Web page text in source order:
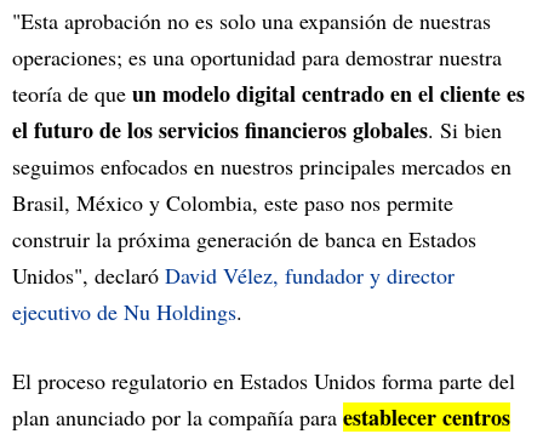
"Esta aprobación no es solo una expansión de nuestras
operaciones; es una oportunidad para demostrar nuestra
teoría de que un modelo digital centrado en el cliente es
el futuro de los servicios financieros globales. Si bien
seguimos enfocados en nuestros principales mercados en
Brasil, México y Colombia, este paso nos permite
construir la próxima generación de banca en Estados
Unidos", declaró David Vélez, fundador y director
ejecutivo de Nu Holdings.
El proceso regulatorio en Estados Unidos forma parte del
plan anunciado por la compañía para establecer centros